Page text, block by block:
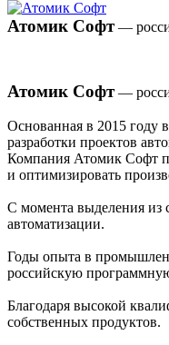
Атомик Софт—
Атомик Софт—
Основанная в 2015 году
разработки проектов
Компания Атомик Софт
и оптимизировать
С момента выделения из
автоматизации.
Годы опыта в
российскую
Благодаря высокой
собственных продуктов.